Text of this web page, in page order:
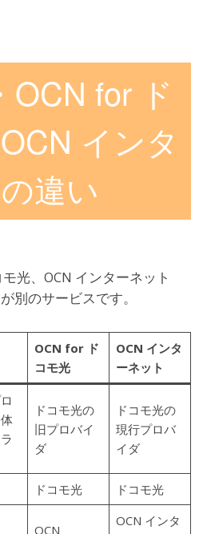
OCN for ド
インタ
違い
光、OCN インターネット
別のサービスです。
OCN for ド
コモ光
OCN インタ
ーネット
ドコモ光の
旧プロバイ
ダ
ドコモ光の
現行プロバ
イダ
ドコモ光 ドコモ光
OCN
OCN インタ